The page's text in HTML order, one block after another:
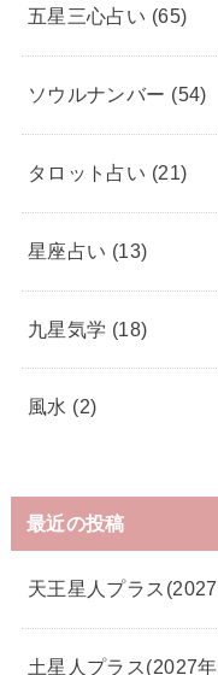
五星三心占い (65)
ソウルナンバー (54)
タロット占い (21)
星座占い (13)
九星気学 (18)
風水 (2)
最近の投稿
天王星人プラス
土星人プラス(2027